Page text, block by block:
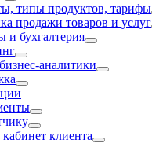
типы продуктов, тарифы
продажи товаров и услуг
и бухгалтерия
аналитики
клиента